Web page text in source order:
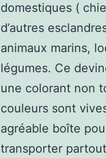
domestiques (
d’autres
animaux marins,
légumes. Ce
une colorant non
couleurs sont
agréable boîte
transporter